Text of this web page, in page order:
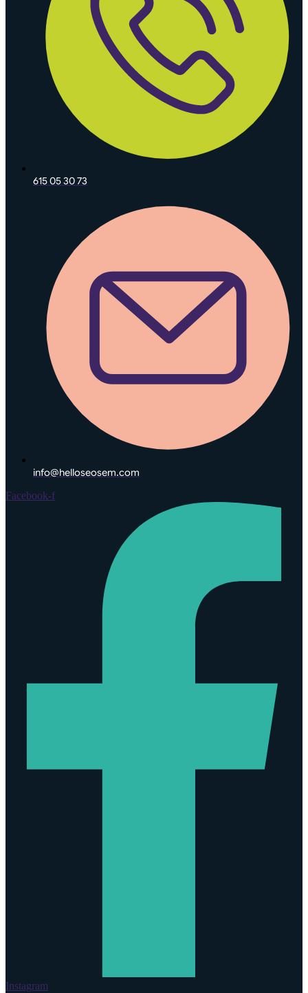
615 05 30 73
info@helloseosem.com
Facebook-f
Instagram